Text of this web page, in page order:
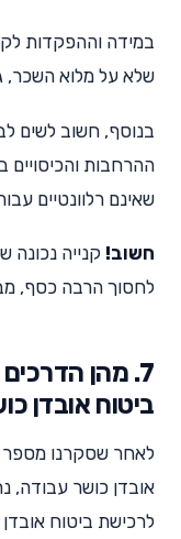
במידה וההפקדות
שלא על מלוא השכר,
בנוסף, חשוב לשים
ההרחבות והכיסויים
שאינם רלוונטיים
חשוב! קנייה נכונה
לחסוך הרבה כסף,
7. מהן
ביטוח אובדן
לאחר שסקרנו מספר
אובדן כושר עבודה,
לרכישת ביטוח